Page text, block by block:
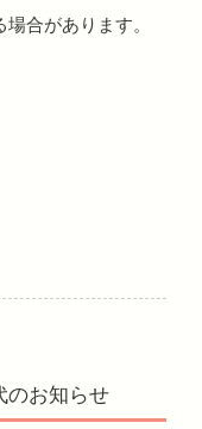
合があります。
お知らせ